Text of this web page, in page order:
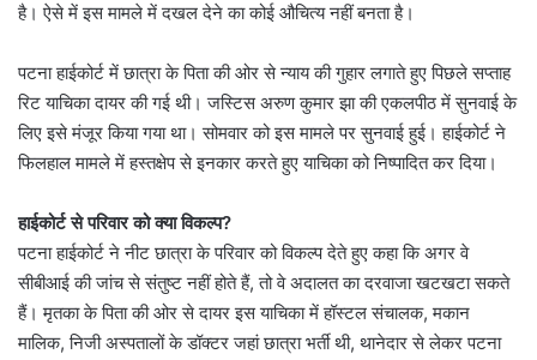
है। ऐसे में इस मामले में दखल देने का कोई औचित्य नहीं बनता है।
पटना हाईकोर्ट में छात्रा के पिता की ओर से न्याय की गुहार लगाते हुए पिछले सप्ताह
रिट याचिका दायर की गई थी। जस्टिस अरुण कुमार झा की एकलपीठ में सुनवाई के
लिए इसे मंजूर किया गया था। सोमवार को इस मामले पर सुनवाई हुई। हाईकोर्ट ने
फिलहाल मामले में हस्तक्षेप से इनकार करते हुए याचिका को निष्पादित कर दिया।
हाईकोर्ट से परिवार को क्या विकल्प?
पटना हाईकोर्ट ने नीट छात्रा के परिवार को विकल्प देते हुए कहा कि अगर वे
सीबीआई की जांच से संतुष्ट नहीं होते हैं, तो वे अदालत का दरवाजा खटखटा सकते
हैं। मृतका के पिता की ओर से दायर इस याचिका में हॉस्टल संचालक, मकान
मालिक, निजी अस्पतालों के डॉक्टर जहां छात्रा भर्ती थी, थानेदार से लेकर पटना